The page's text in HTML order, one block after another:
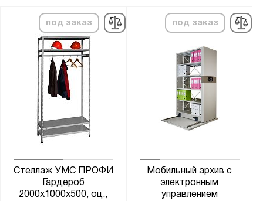
под заказ
Стеллаж УМС ПРОФИ
Гардероб
2000х1000х500, оц.,
под заказ
Мобильный архив с
электронным
управлением